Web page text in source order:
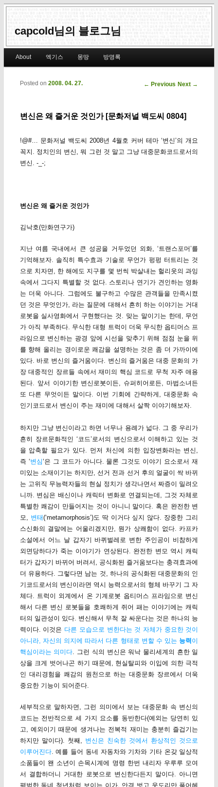
capcold님의 블로그님
Skip to primary content
Skip to secondary content
About 엑기스 몽땅 방명록
Post navigation
← Previous Next →
변신은 왜 즐거운 것인가 [문화저널 백도씨 0804]
Posted on 2008. 04. 27.
!@#… 문화저널 백도씨 2008년 4월호 커버 테마 ‘변신’의 개요
꼭지. 정치인의 변신, 뭐 그런 것 말고 그냥 대중문화코드로서의
변신. -_-;
변신은 왜 즐거운 것인가
김낙호(만화연구가)
지난 여름 국내에서 큰 성공을 거두었던 외화, ‘트랜스포머’를
기억해보자. 솔직히 특수효과 기술로 무언가 펑펑 터트리는 것
으로 치자면, 한 해에도 지구를 몇 번씩 박살내는 헐리웃의 과잉
속에서 그다지 특별할 것 없다. 스토리나 연기가 견인하는 영화
는 더욱 아니다. 그럼에도 불구하고 수많은 관객들을 만족시켰
던 것은 무엇인가, 라는 질문에 대해서 흔히 하는 이야기는 거대
로봇을 실사영화에서 구현했다는 것. 맞는 말이기는 한데, 무언
가 아직 부족하다. 무식한 대형 트럭이 더욱 무식한 옵티머스 프
라임으로 변신하는 광경 앞에 시선을 맞추기 위해 점점 눈을 위
를 향해 올리는 경이로운 쾌감을 설명하는 것은 좀 더 가까이에
있다. 바로 변신의 즐거움이다. 변신의 즐거움은 대중 문화의 가
장 대중적인 장르들 속에서 재미의 핵심 코드로 무척 자주 애용
된다. 앞서 이야기한 변신로봇이든, 슈퍼히어로든, 마법소녀든
또 다른 무엇이든 말이다. 이번 기회에 간략하게, 대중문화 속
인기코드로서 변신이 주는 재미에 대해서 살짝 이야기해보자.
하지만 그냥 변신이라고 하면 너무나 용례가 넓다. 그 중 우리가
흔히 장르문화적인 ‘코드’로서의 변신으로서 이해하고 있는 것
을 압축할 필요가 있다. 먼저 처신에 의한 입장변화라는 변신,
즉 ‘변심‘은 그 코드가 아니다. 물론 그것도 이야기 요소로서 재
미있는 소재이기는 하지만, 선거 전과 선거 후의 얼굴이 싹 바뀌
는 고위직 무능력자들의 현실 정치가 생각나면서 짜증이 밀려오
니까. 변심은 배신이나 캐릭터 변화로 연결되는데, 그것 자체로
특별한 쾌감이 만들어지는 것이 아니니 말이다. 혹은 완전한 변
모, 변태(‘metamorphosis’)도 딱 이거다 싶지 않다. 장중한 그리
스신화의 결말에는 어울리겠지만, 뭔가 상쾌함이 없다. 카프카
소설에서 어느 날 갑자기 바퀴벌레로 변한 주인공이 비참하게
외면당하다가 죽는 이야기가 연상된다. 완전한 변모 역시 캐릭
터가 갑자기 바뀌어 버려서, 공식화된 즐거움보다는 충격효과에
더 유용하다. 그렇다면 남는 것, 하나의 공식화된 대중문화의 인
기코드로서의 변신이라면 역시 능력으로서의 형체 바꾸기 그 자
체다. 트럭이 외계에서 온 기계로봇 옵티머스 프라임으로 변신
해서 다른 변신 로봇들을 호쾌하게 쥐어 패는 이야기에는 캐릭
터의 일관성이 있다. 변신해서 무척 잘 싸운다는 것은 하나의 능
력이다. 이것은 다른 모습으로 변한다는 것 자체가 중요한 것이
아니라, 자신의 의지에 따라서 다른 형태로 변할 수 있는 능력 이
핵심이라는 의미다. 그런 식의 변신은 워낙 물리세계의 흔한 일
상을 크게 벗어나곤 하기 때문에, 현실탈피와 이입에 의한 극적
인 대리경험을 쾌감의 원천으로 하는 대중문화 장르에서 더욱
중요한 기능이 되어준다.
세부적으로 말하자면, 그런 의미에서 보는 대중문화 속 변신의
코드는 전반적으로 세 가지 요소를 동반한다(예외는 당연히 있
고, 예외이기 때문에 생겨나는 전복적 재미는 충분히 즐겁기는
하지만 말이다). 첫째, 변신은 친숙한 것에서 환상적인 것으로
이루어진다. 예를 들어 동네 자동차와 기차와 기타 온갖 일상적
소품들이 왠 소년이 손목시계에 명령 한번 내리자 우루루 모여
서 결합하더니 거대한 로봇으로 변신한다든지 말이다. 아니면
평범한 동네 청년처럼 보이는 이가, 안경 벗고 웃도리만 풀어헤